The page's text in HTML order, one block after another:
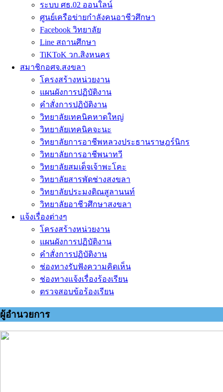
ระบบ ศธ.02 ออนใลน์
ศูนย์เครือข่ายกำลังคนอาชีวศึกษา
Facebook วิทยาลัย
Line สถานศึกษา
TiKToK วก.สิงหนคร
สมาชิกอศจ.สงขลา
โครงสร้างหน่วยงาน
แผนผังการปฏิบัติงาน
คำสั่งการปฏิบัติงาน
วิทยาลัยเทคนิคหาดใหญ่
วิทยาลัยเทคนิคจะนะ
วิทยาลัยการอาชีพหลวงประธานราษฎร์นิกร
วิทยาลัยการอาชีพนาทวี
วิทยาลัยสมเด็จเจ้าพะโคะ
วิทยาลัยสารพัดช่างสงขลา
วิทยาลัยประมงติณสูลานนท์
วิทยาลัยอาชีวศึกษาสงขลา
แจ้งเรื่องต่างๆ
โครงสร้างหน่วยงาน
แผนผังการปฏิบัติงาน
คำสั่งการปฏิบัติงาน
ช่องทางรับฟังความคิดเห็น
ช่องทางแจ้งเรื่องร้องเรียน
ตรวจสอบข้อร้องเรียน
ผู้อำนวยการ